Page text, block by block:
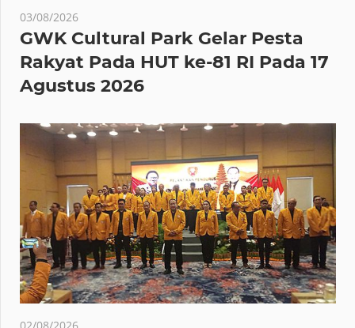
03/08/2026
GWK Cultural Park Gelar Pesta
Rakyat Pada HUT ke-81 RI Pada 17
Agustus 2026
02/08/2026